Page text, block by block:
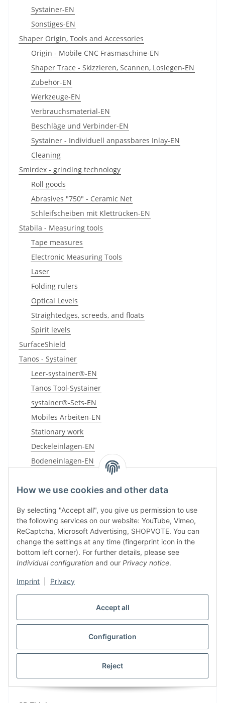
Accept all
Configuration
Reject
How we use cookies and other data
By selecting "Accept all", you give us permission to use
the following services on our website: YouTube, Vimeo,
ReCaptcha, Microsoft Advertising, SHOPVOTE. You can
change the settings at any time (fingerprint icon in the
bottom left corner). For further details, please see
Individual configuration and our Privacy notice.
Imprint Privacy
Systainer-EN
Sonstiges-EN
Shaper Origin, Tools and Accessories
Origin - Mobile CNC Fräsmaschine-EN
Shaper Trace - Skizzieren, Scannen, Loslegen-EN
Zubehör-EN
Werkzeuge-EN
Verbrauchsmaterial-EN
Beschläge und Verbinder-EN
Systainer - Individuell anpassbares Inlay-EN
Cleaning
Smirdex - grinding technology
Roll goods
Abrasives "750" - Ceramic Net
Schleifscheiben mit Klettrücken-EN
Stabila - Measuring tools
Tape measures
Electronic Measuring Tools
Laser
Folding rulers
Optical Levels
Straightedges, screeds, and floats
Spirit levels
SurfaceShield
Tanos - Systainer
Leer-systainer®-EN
Tanos Tool-Systainer
systainer®-Sets-EN
Mobiles Arbeiten-EN
Stationary work
Deckeleinlagen-EN
Bodeneinlagen-EN
Kennzeichnung-EN
Gastro-Coffee IVI&DEN-EN
Special offers
Bargain
Makita Deals